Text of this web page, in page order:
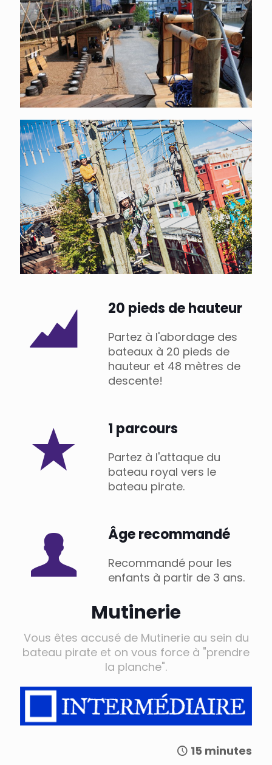
20 pieds de hauteur
Partez à l'abordage des
bateaux à 20 pieds de
hauteur et 48 mètres de
descente!
1 parcours
Partez à l'attaque du
bateau royal vers le
bateau pirate.
Âge recommandé
Recommandé pour les
enfants à partir de 3 ans.
Mutinerie
Vous êtes accusé de Mutinerie au sein du
bateau pirate et on vous force à "prendre
la planche".
15 minutes